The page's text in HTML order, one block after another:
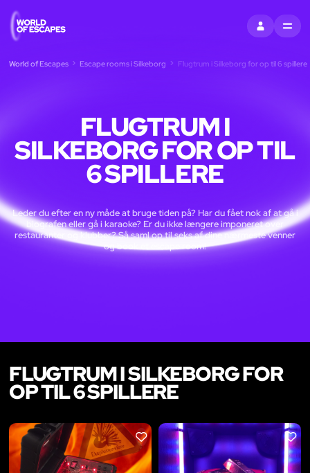
LOG INDMENU
World of Escapes Escape rooms i Silkeborg Flugtrum i Silkeborg for op til 6 spillere
FLUGTRUM I
SILKEBORG FOR OP TIL
6 SPILLERE
Leder du efter en ny måde at bruge tiden på? Har du fået nok af at gå i
biografen eller gå i karaoke? Er du ikke længere imponeret over
restauranter og klubber? Så saml op til seks af dine nærmeste venner
og book et escape room!
FLUGTRUM I SILKEBORG FOR
OP TIL 6 SPILLERE
LIKE LIKE